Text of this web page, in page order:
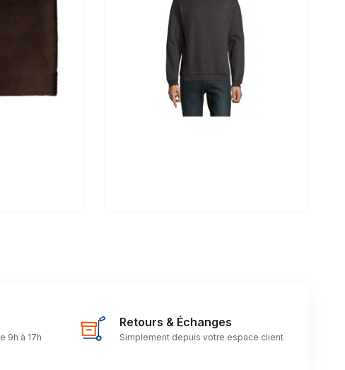
9h à 17h
Retours & Échanges
Simplement depuis votre espace client